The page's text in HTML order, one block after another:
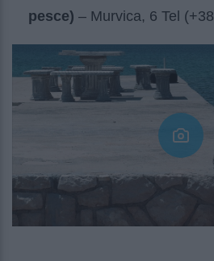
pesce) – Murvica, 6 Tel